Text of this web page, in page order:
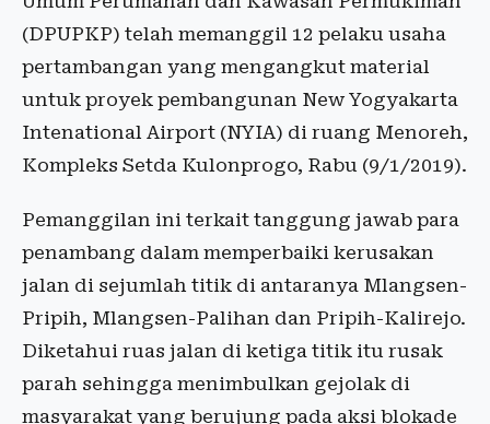
(DPUPKP) telah memanggil 12 pelaku usaha
pertambangan yang mengangkut material
untuk proyek pembangunan New Yogyakarta
Intenational Airport (NYIA) di ruang Menoreh,
Kompleks Setda Kulonprogo, Rabu (9/1/2019).
Pemanggilan ini terkait tanggung jawab para
penambang dalam memperbaiki kerusakan
jalan di sejumlah titik di antaranya Mlangsen-
Pripih, Mlangsen-Palihan dan Pripih-Kalirejo.
Diketahui ruas jalan di ketiga titik itu rusak
parah sehingga menimbulkan gejolak di
masyarakat yang berujung pada aksi blokade